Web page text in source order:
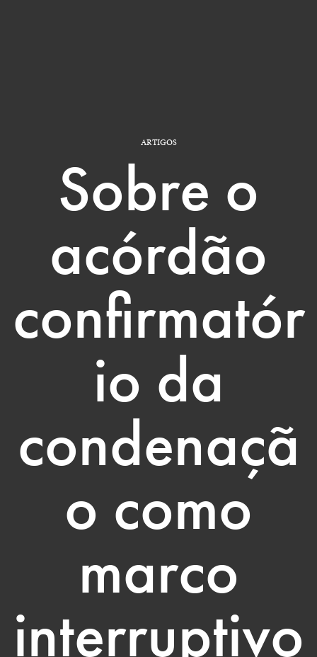
ARTIGOS
Sobre o
acórdão
confirmatór
io da
condenaçã
o como
marco
interruptivo